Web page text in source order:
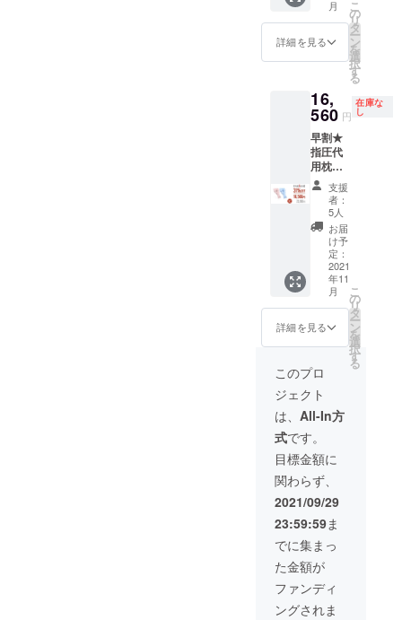
ます。
※商品の
仕様、
ては一
部変更
になる
可能性
もござ
いま
す。ご
了承く
ださ
い。
・収納
袋 x1 ・
日本語
取扱説
明書 x1
時期
は、生
産、配
送状況
により
遅れる
可能性
もござ
いま
す。 ※
送料込
の価格
となり
ます。
※商品の
仕様、
デザイ
ては一
部変更
になる
可能性
もござ
いま
す。ご
了承く
ださ
い。
月
詳細を見る
こ
の
リ
タ
ー
ン
を
選
択
す
る
16,
560 円
在庫な
し
早割★
指圧代
用枕
「LOBS
TER」2
セット
【1セッ
トの内
容】 ・
指圧代
用枕 x1
・収納
袋 x1 ・
日本語
取扱説
明書 x1
※お届け
時期
は、生
産、配
送状況
により
遅れる
可能性
もござ
いま
す。 ※
送料込
の価格
となり
ます。
※商品の
仕様、
デザイ
支援
者：
5人
お届
け予
定：
2021
年11
月
詳細を見る
こ
の
リ
タ
ー
ン
を
選
択
す
る
このプロ
ジェクト
は、 All-In方
式です。
目標金額に
関わらず、
2021/09/29
23:59:59ま
でに集まっ
た金額が
ファンディ
ングされま